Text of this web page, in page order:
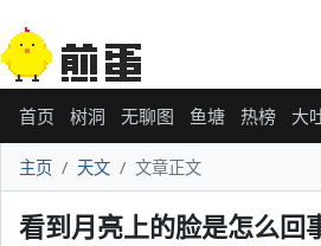
首页 树洞 无聊图 鱼塘 热榜 大
主页 天文 文章正文
看到月亮上的脸是怎么回